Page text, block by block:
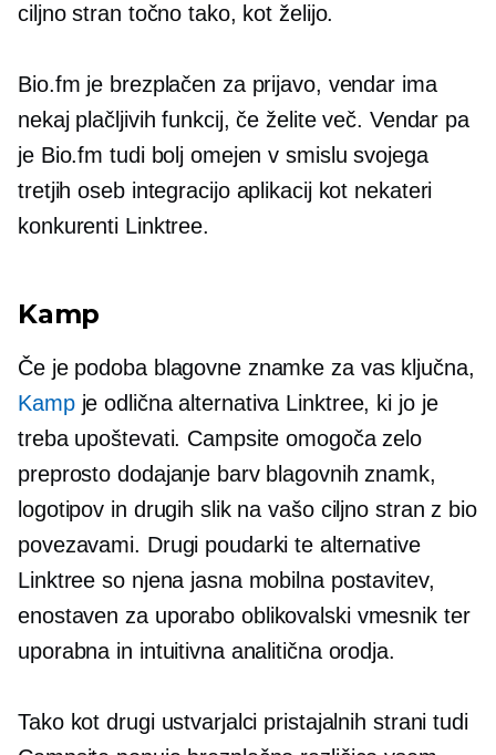
ciljno stran točno tako, kot želijo.
Bio.fm je brezplačen za prijavo, vendar ima
nekaj plačljivih funkcij, če želite več. Vendar pa
je Bio.fm tudi bolj omejen v smislu svojega
tretjih osebintegracijo aplikacij kot nekateri
konkurenti Linktree.
Kamp
Če je podoba blagovne znamke za vas ključna,
Kampje odlična alternativa Linktree, ki jo je
treba upoštevati. Campsite omogoča zelo
preprosto dodajanje barv blagovnih znamk,
logotipov in drugih slik na vašo ciljno stran z bio
povezavami. Drugi poudarki te alternative
Linktree so njena jasna mobilna postavitev,
enostaven za uporabo oblikovalski vmesnik ter
uporabna in intuitivna analitična orodja.
Tako kot drugi ustvarjalci pristajalnih strani tudi